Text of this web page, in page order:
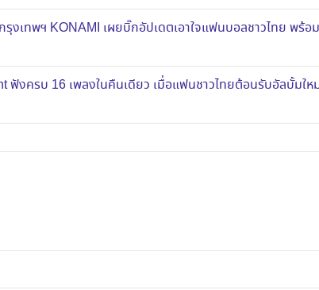
รุงเทพฯ KONAMI เผยบิ๊กอัปเดตเอาใจแฟนบอลชาวไทย พ
งครบ 16 เพลงในคืนเดียว เมื่อแฟนชาวไทยต้อนรับอัลบั้มใ